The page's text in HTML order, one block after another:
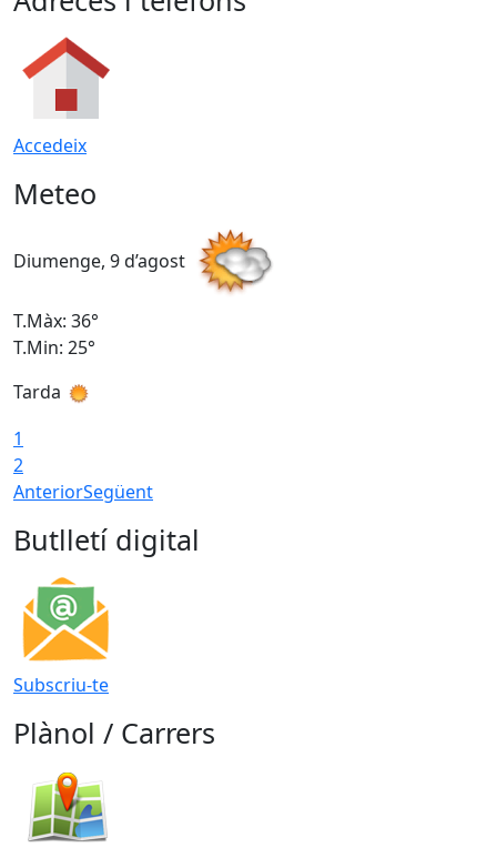
Accedeix
Meteo
Diumenge, 9 d’agost
T.Màx: 36°
T.Min: 25°
Tarda
1
2
AnteriorSegüent
Butlletí digital
Subscriu-te
Plànol / Carrers